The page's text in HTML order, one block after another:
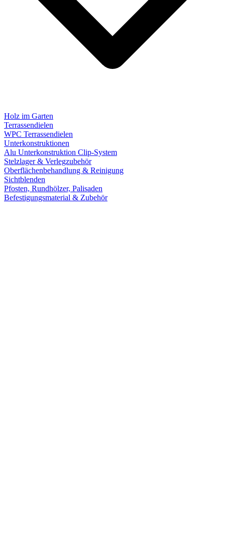
Holz im Garten
Terrassendielen
WPC Terrassendielen
Unterkonstruktionen
Alu Unterkonstruktion Clip-System
Stelzlager & Verlegzubehör
Oberflächenbehandlung & Reinigung
Sichtblenden
Pfosten, Rundhölzer, Palisaden
Befestigungsmaterial & Zubehör